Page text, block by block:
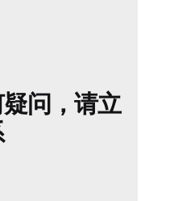
问，请立